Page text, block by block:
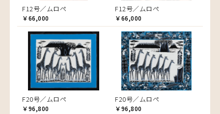
F12号／ムロペ
￥66,000
F12号／ムロペ
￥66,000
F20号／ムロペ
￥96,800
F20号／ムロペ
￥96,800